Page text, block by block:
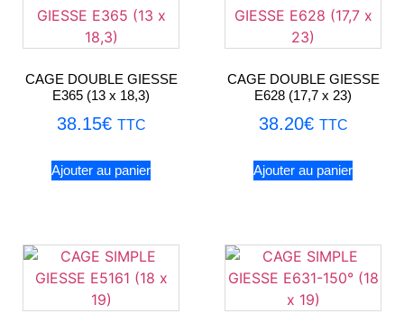
CAGE DOUBLE GIESSE
E365 (13 x 18,3)
38.15€ TTC
Ajouter au panier
CAGE DOUBLE GIESSE
E628 (17,7 x 23)
38.20€ TTC
Ajouter au panier